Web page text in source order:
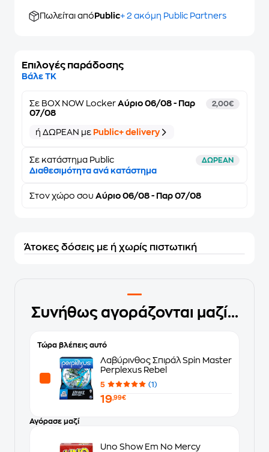
Πωλείται από Public+ 2 ακόμη Public Partners
Επιλογές παράδοσης
Βάλε ΤΚ
Σε BOX NOW Locker Αύριο 06/08 - Παρ
07/08
2,00€
ή ΔΩΡΕΑΝ με Public+ delivery
Σε κατάστημα Public ΔΩΡΕΑΝ
Διαθεσιμότητα ανά κατάστημα
Στον χώρο σου Αύριο 06/08 - Παρ 07/08
Άτοκες δόσεις με ή χωρίς πιστωτική
Συνήθως αγοράζονται μαζί...
Τώρα βλέπεις αυτό
Λαβύρινθος Σπιράλ Spin Master
Perplexus Rebel
5 (1)
19,99€
Αγόρασε μαζί
Uno Show Em No Mercy